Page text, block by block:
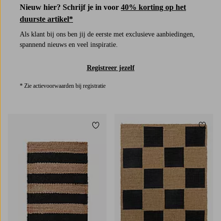
Nieuw hier? Schrijf je in voor 40% korting op het
duurste artikel*
Als klant bij ons ben jij de eerste met exclusieve aanbiedingen,
spannend nieuws en veel inspiratie.
Registreer jezelf
* Zie actievoorwaarden bij registratie
Toevoegen aan favorieten